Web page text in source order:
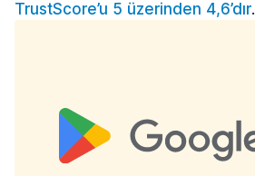
TrustScore’u 5 üzerinden 4,6’dır.